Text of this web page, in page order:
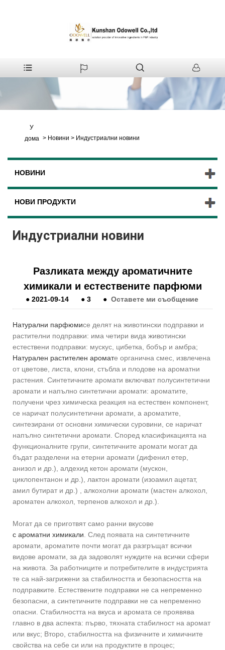
У
дома > Новини > Индустриални новини
НОВИНИ
НОВИ ПРОДУКТИ
Индустриални новини
Разликата между ароматичните
химикали и естествените парфюми
●2021-09-14 ●3 ● Оставете ми съобщение
Натурални парфюмисе делят на животински подправки и
растителни подправки: има четири вида животински
естествени подправки: мускус, цибетка, бобър и амбра;
Натурален растителен аромате органична смес, извлечена
от цветове, листа, клони, стъбла и плодове на ароматни
растения. Синтетичните аромати включват полусинтетични
аромати и напълно синтетични аромати: ароматите,
получени чрез химическа реакция на естествен компонент,
се наричат ​​полусинтетични аромати, а ароматите,
синтезирани от основни химически суровини, се наричат ​​
напълно синтетични аромати. Според класификацията на
функционалните групи, синтетичните аромати могат да
бъдат разделени на етерни аромати (дифенил етер,
анизол и др.), алдехид кетон аромати (мускон,
циклопентанон и др.), лактон аромати (изоамил ацетат,
амил бутират и др.) , алкохолни аромати (мастен алкохол,
ароматен алкохол, терпенов алкохол и др.).
Могат да се приготвят само ранни вкусове
с ароматни химикали. След появата на синтетичните
аромати, ароматите почти могат да разгръщат всички
видове аромати, за да задоволят нуждите на всички сфери
на живота. За работниците и потребителите в индустрията
те са най-загрижени за стабилността и безопасността на
подправките. Естествените подправки не са непременно
безопасни, а синтетичните подправки не са непременно
опасни. Стабилността на вкуса и аромата се проявява
главно в два аспекта: първо, тяхната стабилност на аромат
или вкус; Второ, стабилността на физичните и химичните
свойства на себе си или на продуктите в процес;